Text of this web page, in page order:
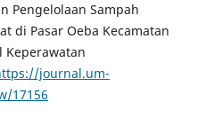
Pengelolaan Sampah
di Pasar Oeba Kecamatan
Keperawatan
journal.um-
17156